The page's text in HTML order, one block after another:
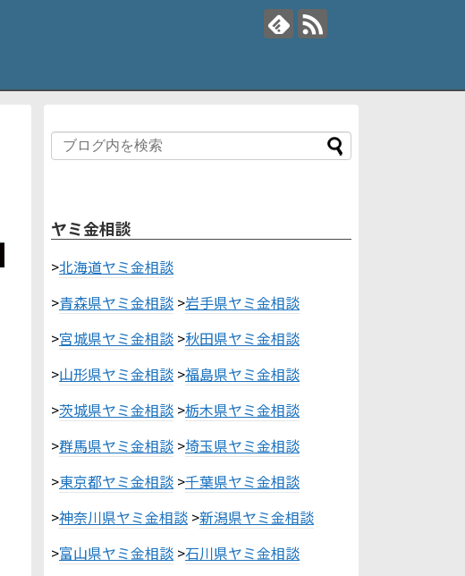
ヤミ金相談
>北海道ヤミ金相談
>青森県ヤミ金相談 >岩手県ヤミ金相談
>宮城県ヤミ金相談 >秋田県ヤミ金相談
>山形県ヤミ金相談 >福島県ヤミ金相談
>茨城県ヤミ金相談 >栃木県ヤミ金相談
>群馬県ヤミ金相談 >埼玉県ヤミ金相談
>東京都ヤミ金相談 >千葉県ヤミ金相談
>神奈川県ヤミ金相談 >新潟県ヤミ金相談
>富山県ヤミ金相談 >石川県ヤミ金相談